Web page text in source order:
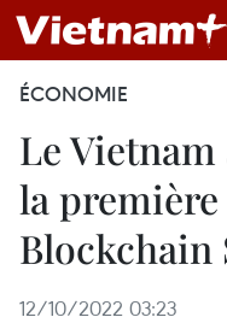
ÉCONOMIE
Le
la
Blockchain
12/10/2022 03:23